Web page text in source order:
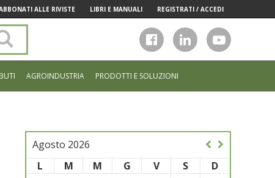
ALLE RIVISTE LIBRI E MANUALI REGISTRATI / ACCEDI
sito
AGROINDUSTRIA PRODOTTI E SOLUZIONI
Agosto 2026
L
M M G V S
D